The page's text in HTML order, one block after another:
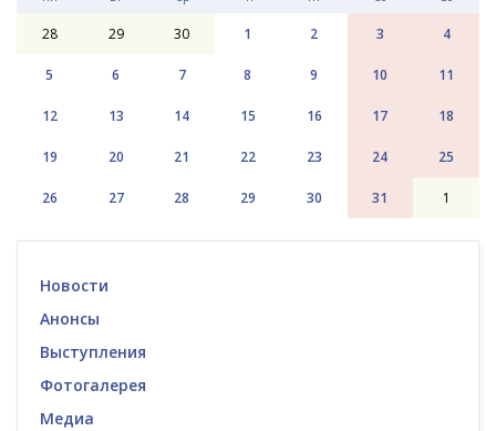
28 29 30 1 2 3 4
5 6 7 8 9 10 11
12 13 14 15 16 17 18
19 20 21 22 23 24 25
26 27 28 29 30 31 1
Новости
Анонсы
Выступления
Фотогалерея
Медиа